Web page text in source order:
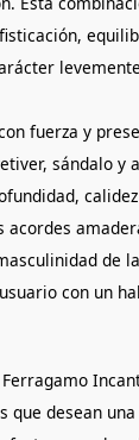
fuerza y
sándalo y
acordes
de
con un
que desean